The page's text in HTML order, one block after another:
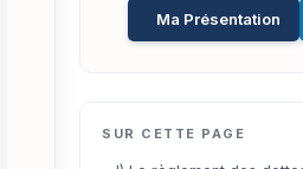
Ma Présentation
SUR CETTE PAGE